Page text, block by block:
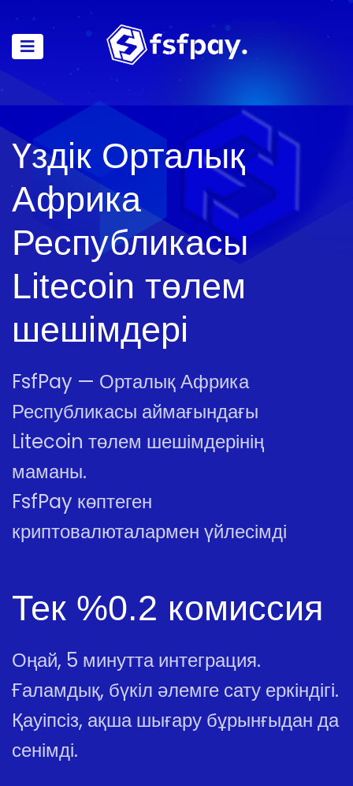
Үздік Орталық
Африка
Республикасы
Litecoin төлем
шешімдері
FsfPay — Орталық Африка
Республикасы аймағындағы
Litecoin төлем шешімдерінің
маманы.
FsfPay көптеген
криптовалюталармен үйлесімді
Тек %0.2 комиссия
Оңай, 5 минутта интеграция.
Ғаламдық, бүкіл әлемге сату еркіндігі.
Қауіпсіз, ақша шығару бұрынғыдан да
сенімді.